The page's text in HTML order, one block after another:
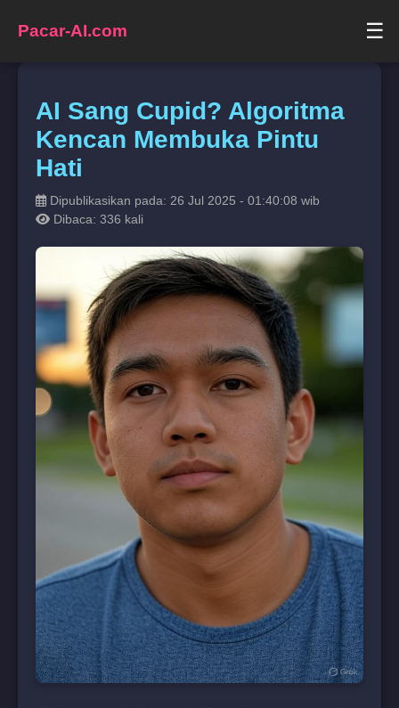
Pacar-AI.com ☰
AI Sang Cupid? Algoritma
Kencan Membuka Pintu
Hati
Dipublikasikan pada: 26 Jul 2025 - 01:40:08 wib
Dibaca: 336 kali